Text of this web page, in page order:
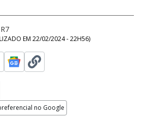
EM 22/02/2024 - 22H56)
no Google